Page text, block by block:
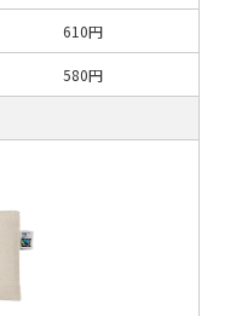
610円
580円